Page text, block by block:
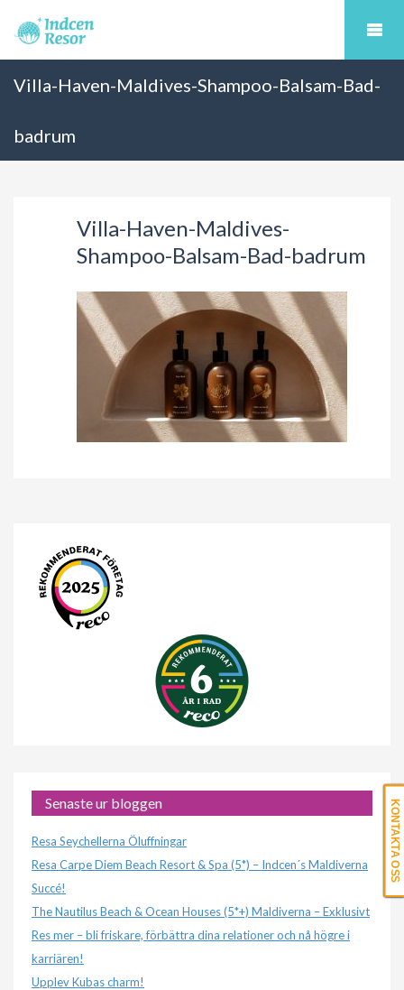
Villa-Haven-Maldives-Shampoo-Balsam-Bad-
badrum
Villa-Haven-Maldives-
Shampoo-Balsam-Bad-badrum
Senaste ur bloggen
Resa Seychellerna Öluffningar
Resa Carpe Diem Beach Resort & Spa (5*) – Indcen´s Maldiverna
Succé!
The Nautilus Beach & Ocean Houses (5*+) Maldiverna – Exklusivt
Res mer – bli friskare, förbättra dina relationer och nå högre i
karriären!
Upplev Kubas charm!
KONTAKTA OSS